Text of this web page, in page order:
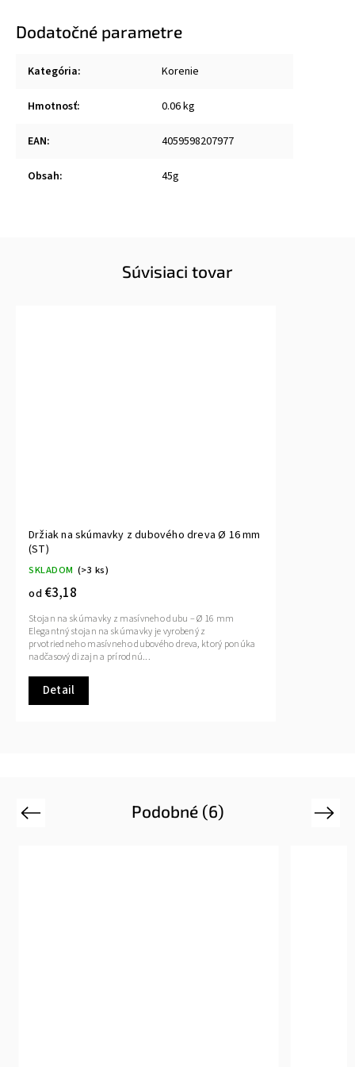
Dodatočné parametre
Kategória: Korenie
Hmotnosť: 0.06 kg
EAN: 4059598207977
Obsah: 45g
Súvisiaci tovar
Držiak na skúmavky z dubového dreva Ø 16 mm
(ST)
SKLADOM (>3 ks)
od €3,18
Detail
Stojan na skúmavky z masívneho dubu – Ø 16 mm
Elegantný stojan na skúmavky je vyrobený z
prvotriedneho masívneho dubového dreva, ktorý ponúka
nadčasový dizajn a prírodnú...
Podobné (6)
Previous Next